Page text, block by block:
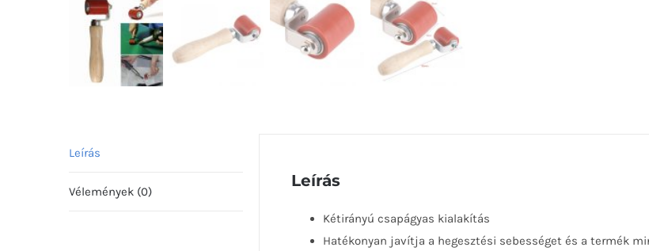
Leírás
Vélemények (0)
Leírás
Kétirányú csapágyas kialakítás
Hatékonyan javítja a hegesztési sebességet és a termék